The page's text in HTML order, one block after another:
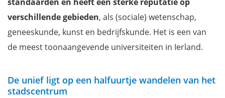
verschillende gebieden, als (sociale) wetenschap,
geneeskunde, kunst en bedrijfskunde. Het is een van
de meest toonaangevende universiteiten in Ierland.
De unief ligt op een halfuurtje wandelen van het
stadscentrum